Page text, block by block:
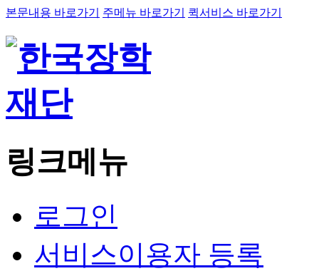
본문내용 바로가기 주메뉴 바로가기 퀵서비스 바로가기
링크메뉴
로그인
서비스이용자 등록